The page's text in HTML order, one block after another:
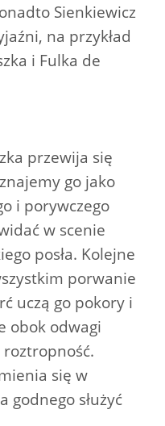
Sienkiewicz
na przykład
i Fulka de
przewija się
go jako
i porywczego
w scenie
posła. Kolejne
porwanie
uczą go pokory i
obok odwagi
się w
godnego służyć